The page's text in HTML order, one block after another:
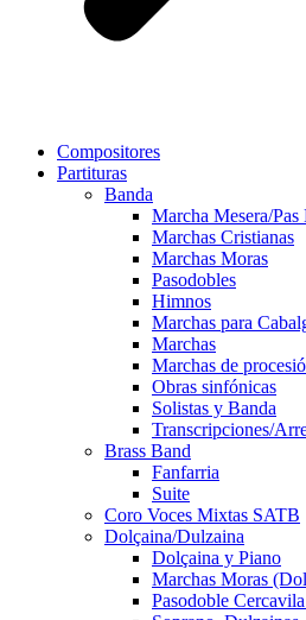
Compositores
Partituras
Banda
Marcha Mesera/Pas
Marchas Cristianas
Marchas Moras
Pasodobles
Himnos
Marchas para
Marchas
Marchas de
Obras sinfónicas
Solistas y Banda
Transcripciones/
Brass Band
Fanfarria
Suite
Coro Voces Mixtas SATB
Dolçaina/Dulzaina
Dolçaina y Piano
Marchas Moras
Pasodoble